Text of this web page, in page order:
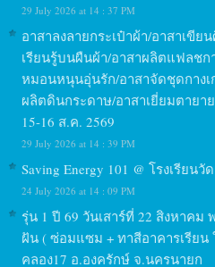
29 July 2026 at 14 : 37 PM
อาสาลงลายกระเป๋าผ้า/อาสาเขีย
เรียนรู้บนผืนผ้า/อาสาผลิตแฟลช
หมอนหนุนอุ่นรัก/อาสาจัดชุดกาง
ผลิตดินกระดาษ/อาสาเยี่ยมตายา
15-16 ส.ค. 2569
29 July 2026 at 14 : 39 PM
Saving Energy 101 @ โรงเรียนวั
24 July 2026 at 14 : 09 PM
รุ่น 1 ปี 69 วันเสาร์ที่ 22 สิงหาคม
ฝัน ( ซ่อมแซม + ทาสีอาคารเรียน
คลอง17 อ.องครักษ์ จ.นครนายก